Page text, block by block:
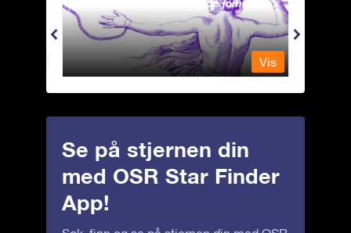
Andromeda - Den lenkede jomfrua
Vis
Se på stjernen din
med OSR Star Finder
App!